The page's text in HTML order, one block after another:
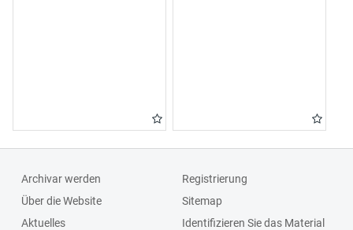
Archivar werden
Über die Website
Aktuelles
Registrierung
Sitemap
Identifizieren Sie das Material